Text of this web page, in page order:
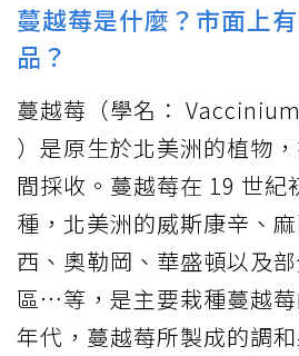
蔓越莓是什麼？市面上
品？
蔓越莓（學名：
）是原生於北美洲的植物
間採收。蔓越莓在 19 世紀
種，北美洲的威斯康辛、
西、奧勒岡、華盛頓以及
區…等，是主要栽種蔓越
年代，蔓越莓所製成的調